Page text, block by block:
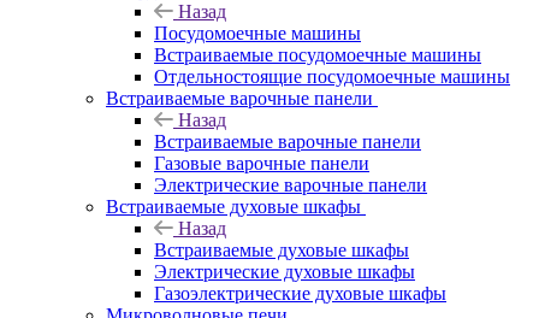
Назад
Посудомоечные машины
Встраиваемые посудомоечные машины
Отдельностоящие посудомоечные машины
Встраиваемые варочные панели
Назад
Встраиваемые варочные панели
Газовые варочные панели
Электрические варочные панели
Встраиваемые духовые шкафы
Назад
Встраиваемые духовые шкафы
Электрические духовые шкафы
Газоэлектрические духовые шкафы